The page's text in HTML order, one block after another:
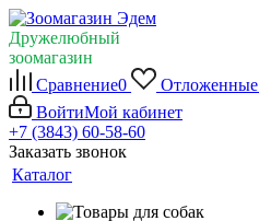
Дружелюбный
зоомагазин
Сравнение0 Отложенные
ВойтиМой кабинет
+7 (3843) 60-58-60
Заказать звонок
Каталог